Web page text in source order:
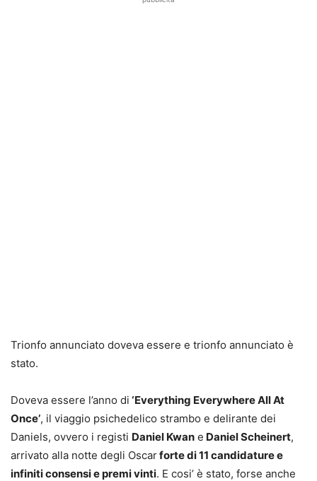
Trionfo annunciato doveva essere e trionfo annunciato è
stato.
Doveva essere l’anno di ‘Everything Everywhere All At
Once’, il viaggio psichedelico strambo e delirante dei
Daniels, ovvero i registi Daniel Kwan e Daniel Scheinert,
arrivato alla notte degli Oscarforte di 11 candidature e
infiniti consensi e premi vinti. E cosi’ è stato, forse anche